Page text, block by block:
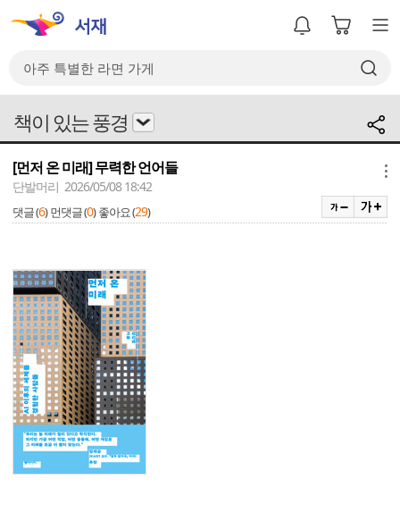
책이 있는 풍경
[먼저 온 미래] 무력한 언어들
단발머리 2026/05/08 18:42
댓글 (6) 먼댓글 (0) 좋아요 (29)